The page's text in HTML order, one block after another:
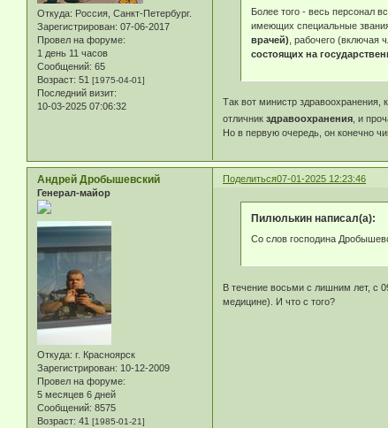
Откуда: Россия, Санкт-Петербург.
Зарегистрирован: 07-06-2017
Провел на форуме:
1 день 11 часов
Сообщений: 65
Возраст: 51 [1975-04-01]
Последний визит:
10-03-2025 07:06:32
Более того - весь персонал
имеющих специальные звания
врачей) , рабочего (включая
состоящих на
Так вот министр здравоохранения,
отличникздравоохранения , и
Но в первую очередь, он конечно
Поделиться07-01-2025 12:23:46
Андрей Дробышевский
Генерал-майор
Откуда: г. Красноярск
Зарегистрирован: 10-12-2009
Провел на форуме:
5 месяцев 6 дней
Сообщений: 8575
Возраст: 41 [1985-01-21]
Пилюлькин написал(а):
Со слов господина
В течение восьми с лишним лет, с
медицине). И что с того?